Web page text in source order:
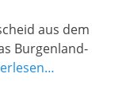
aus dem
Burgenland-